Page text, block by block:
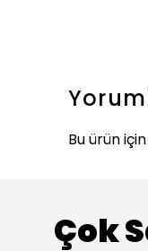
Bu ürün
Çok